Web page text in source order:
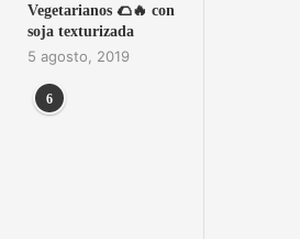
Vegetarianos 🌮🔥 con
soja texturizada
5 agosto, 2019
6